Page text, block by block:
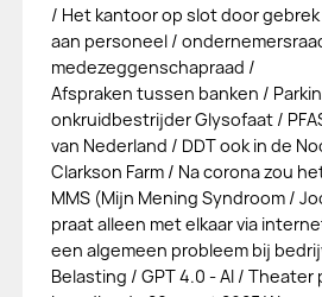
/ Het kantoor op slot door gebrek
aan personeel /
medezeggenschapraad /
Afspraken tussen banken /
onkruidbestrijder Glysofaat /
van Nederland / DDT ook in de
Clarkson Farm / Na corona zou
MMS (Mijn Mening Syndroom /
praat alleen met elkaar via
een algemeen probleem bij
Belasting / GPT 4.0 - AI /